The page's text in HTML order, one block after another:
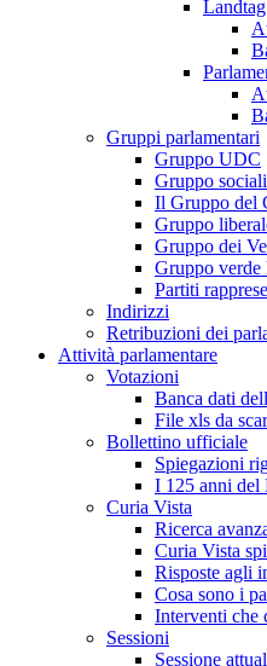
Gruppi parlamentari
Gruppo UDC
Gruppo
Il Gruppo del
Gruppo
Gruppo dei
Gruppo verde
Partiti
Indirizzi
Retribuzioni dei
Attività parlamentare
Votazioni
Banca dati
File xls da
Bollettino ufficiale
Spiegazioni
I 125 anni del
Curia Vista
Ricerca
Curia Vista
Risposte agli
Cosa sono i
Interventi che
Sessioni
Sessione